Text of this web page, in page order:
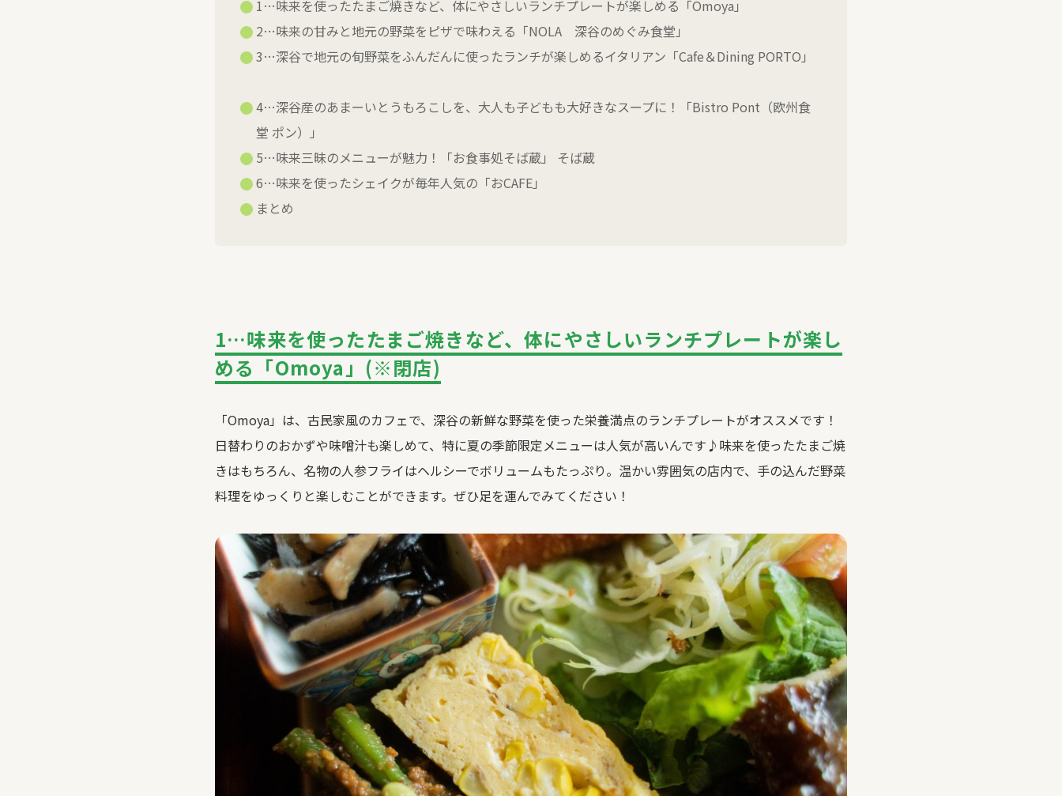
1…味来を使ったたまご焼きなど、体にやさしいランチプレートが楽しめる「Omoya」
2…味来の甘みと地元の野菜をピザで味わえる「NOLA 深谷のめぐみ食堂」
3…深谷で地元の旬野菜をふんだんに使ったランチが楽しめるイタリアン「Cafe＆Dining PORTO 」
4…深谷産のあまーいとうもろこしを、大人も子どもも大好きなスープに！「Bistro Pont （欧州食
堂 ポン）」
5…味来三昧のメニューが魅力！「お食事処そば蔵」 そば蔵
6…味来を使ったシェイクが毎年人気の「おCAFE」
まとめ
1…味来を使ったたまご焼きなど、体にやさしいランチプレートが楽し
める「Omoya」(※閉店)
「Omoya」は、古民家風のカフェで、深谷の新鮮な野菜を使った栄養満点のランチプレートがオススメです！
日替わりのおかずや味噌汁も楽しめて、特に夏の季節限定メニューは人気が高いんです♪味来を使ったたまご焼
きはもちろん、名物の人参フライはヘルシーでボリュームもたっぷり。温かい雰囲気の店内で、手の込んだ野菜
料理をゆっくりと楽しむことができます。ぜひ足を運んでみてください！